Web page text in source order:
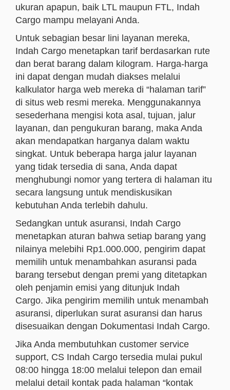
ukuran apapun, baik LTL maupun FTL, Indah
Cargo mampu melayani Anda.
Untuk sebagian besar lini layanan mereka,
Indah Cargo menetapkan tarif berdasarkan rute
dan berat barang dalam kilogram. Harga-harga
ini dapat dengan mudah diakses melalui
kalkulator harga web mereka di “halaman tarif”
di situs web resmi mereka. Menggunakannya
sesederhana mengisi kota asal, tujuan, jalur
layanan, dan pengukuran barang, maka Anda
akan mendapatkan harganya dalam waktu
singkat. Untuk beberapa harga jalur layanan
yang tidak tersedia di sana, Anda dapat
menghubungi nomor yang tertera di halaman itu
secara langsung untuk mendiskusikan
kebutuhan Anda terlebih dahulu.
Sedangkan untuk asuransi, Indah Cargo
menetapkan aturan bahwa setiap barang yang
nilainya melebihi Rp1.000.000, pengirim dapat
memilih untuk menambahkan asuransi pada
barang tersebut dengan premi yang ditetapkan
oleh penjamin emisi yang ditunjuk Indah
Cargo. Jika pengirim memilih untuk menambah
asuransi, diperlukan surat asuransi dan harus
disesuaikan dengan Dokumentasi Indah Cargo.
Jika Anda membutuhkan customer service
support, CS Indah Cargo tersedia mulai pukul
08:00 hingga 18:00 melalui telepon dan email
melalui detail kontak pada halaman “kontak